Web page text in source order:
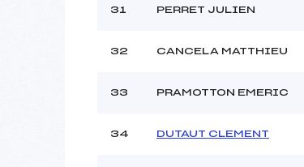
31 PERRET JULIEN
32 CANCELA MATTHIEU
33 PRAMOTTON EMERIC
34 DUTAUT CLEMENT